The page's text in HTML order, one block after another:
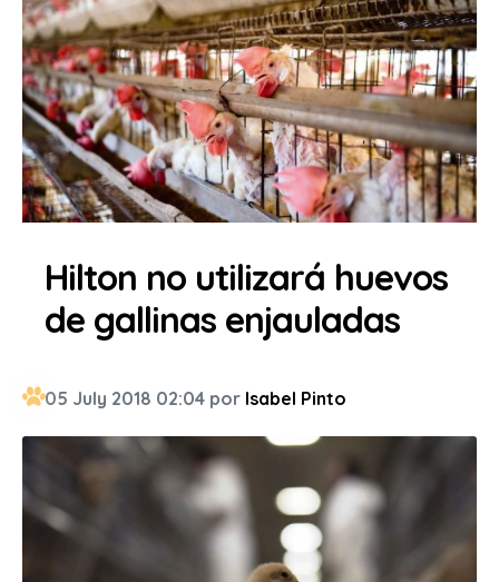
Hilton no utilizará huevos
de gallinas enjauladas
05 July 2018 02:04 por Isabel Pinto